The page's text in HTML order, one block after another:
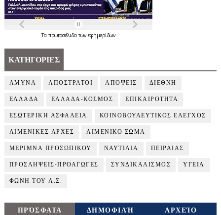
Τα πρωτοσέλιδατων εφημερίδων
ΚΑΤΗΓΟΡΙΕΣ
ΑΜΥΝΑ ΑΠΟΣΤΡΑΤΟΙ ΑΠΟΨΕΙΣ ΔΙΕΘΝΗ
ΕΛΛΑΔΑ ΕΛΛΑΔΑ-ΚΟΣΜΟΣ ΕΠΙΚΑΙΡΟΤΗΤΑ
ΕΣΩΤΕΡΙΚΗ ΑΣΦΑΛΕΙΑ ΚΟΙΝΟΒΟΥΛΕΥΤΙΚΟΣ ΕΛΕΓΧΟΣ
ΛΙΜΕΝΙΚΕΣ ΑΡΧΕΣ ΛΙΜΕΝΙΚΟ ΣΩΜΑ
ΜΕΡΙΜΝΑ ΠΡΟΣΩΠΙΚΟΥ ΝΑΥΤΙΛΙΑ ΠΕΙΡΑΙΑΣ
ΠΡΟΣΛΗΨΕΙΣ-ΠΡΟΑΓΩΓΕΣ ΣΥΝΔΙΚΑΛΙΣΜΟΣ ΥΓΕΙΑ
ΦΩΝΗ ΤΟΥ Λ.Σ.
ΠΡΌΣΦΑΤΑ ΔΗΜΟΦΙΛΉ ΑΡΧΕΊΟ